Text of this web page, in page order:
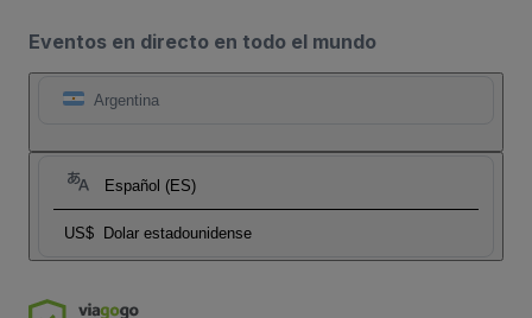
Eventos en directo en todo el mundo
Argentina
Español (ES)
US$ Dolar estadounidense